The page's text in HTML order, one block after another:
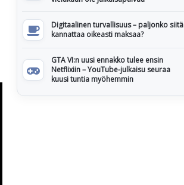
Digitaalinen turvallisuus – paljonko siitä
kannattaa oikeasti maksaa?
GTA VI:n uusi ennakko tulee ensin
Netflixiin – YouTube-julkaisu seuraa
kuusi tuntia myöhemmin